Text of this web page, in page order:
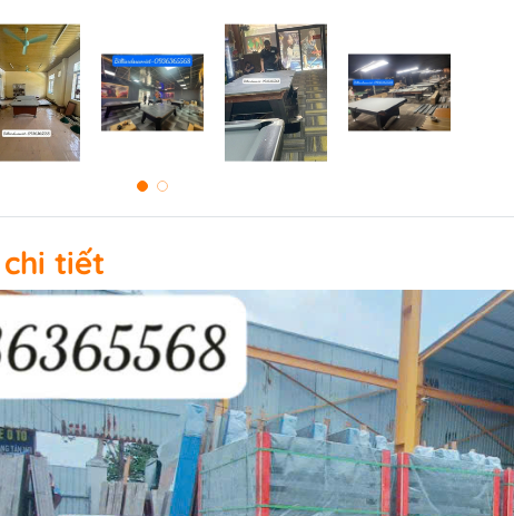
Phụ kiện BiDa
Găng tay Bida
Băng Cao Su
Nơ Bi A
Bàn bi lắc cũ
tiết